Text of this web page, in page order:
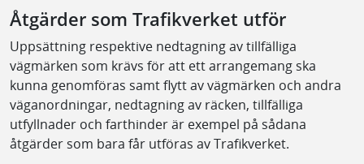
Åtgärder som Trafikverket utför
Uppsättning respektive nedtagning av tillfälliga
vägmärken som krävs för att ett arrangemang ska
kunna genomföras samt flytt av vägmärken och andra
väganordningar, nedtagning av räcken, tillfälliga
utfyllnader och farthinder är exempel på sådana
åtgärder som bara får utföras av Trafikverket.